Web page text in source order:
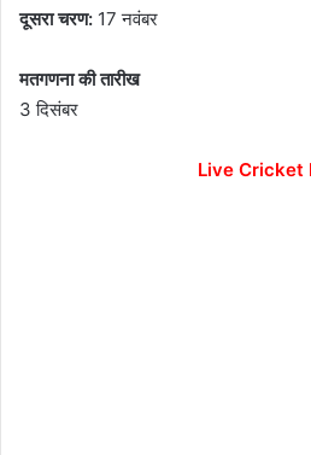
दूसरा चरण: 17 नवंबर
मतगणना की ता​रीख
3 दिसंबर
Live Cricket